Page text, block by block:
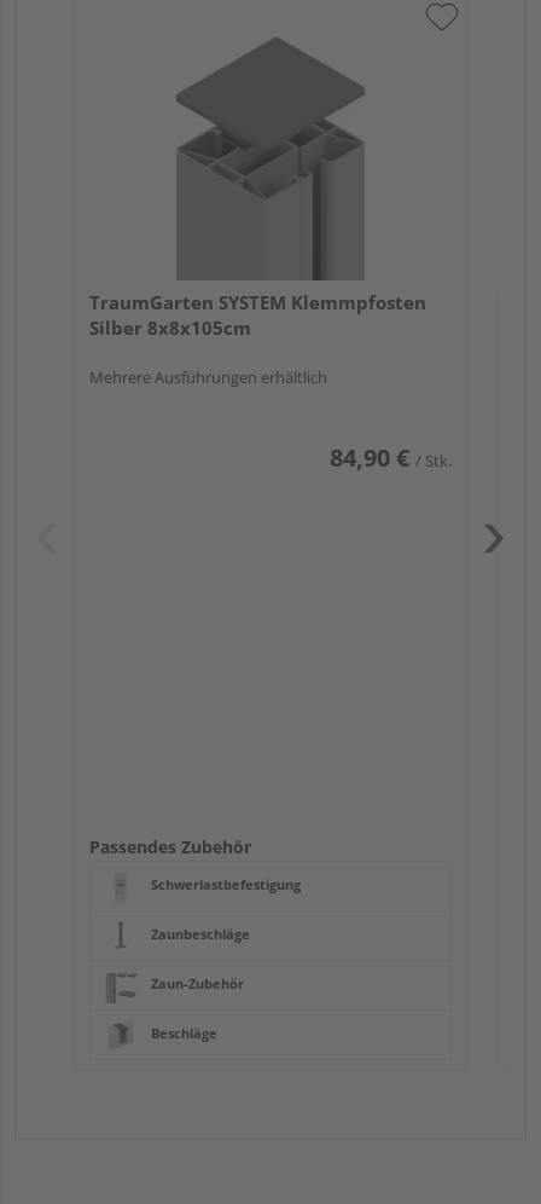
TraumGarten SYSTEM Klemmpfosten
Silber 8x8x105cm
Mehrere Ausführungen erhältlich
84,90 € / Stk.
Passendes Zubehör
Schwerlastbefestigung
Zaunbeschläge
Zaun-Zubehör
Beschläge